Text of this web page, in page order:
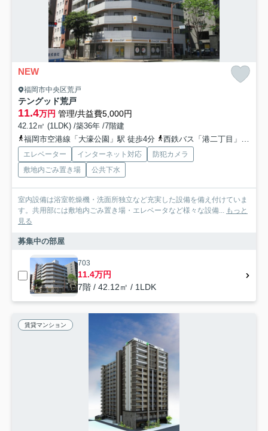
NEW
福岡市中央区荒戸
テングッド荒戸
11.4万円 管理/共益費5,000円
42.12㎡ (1LDK) /築36年 /7階建
福岡市空港線「大濠公園」駅 徒歩4分
西鉄バス「港二丁目」バス停下車 徒歩1分
エレベーター インターネット対応
防犯カメラ
敷地内ごみ置き場
公共下水
室内設備は浴室乾燥機・洗面所独立など充実した設備を備え付けていま
す。共用部には敷地内ごみ置き場・エレベータなど様々な設備... もっと
見る
募集中の部屋
703
11.4万円
7階 / 42.12㎡ / 1LDK
賃貸マンション